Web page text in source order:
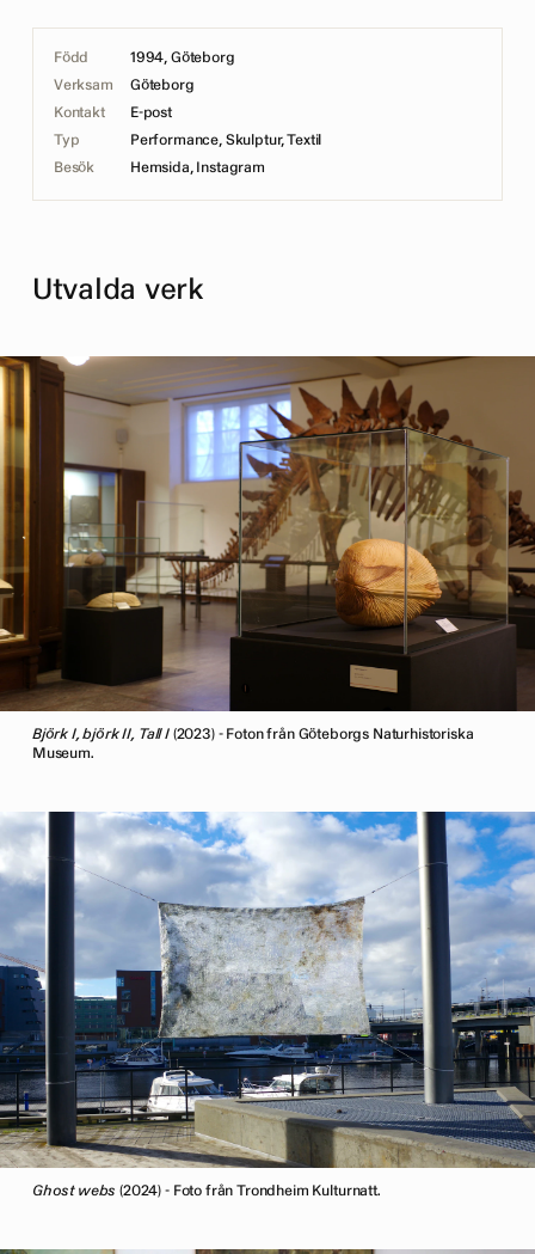
Född
1994, Göteborg
Verksam
Göteborg
Kontakt
E-post
Typ
Performance, Skulptur, Textil
Besök
Hemsida, Instagram
Utvalda verk
Björk I, björk II, Tall I(2023) - Foton från Göteborgs Naturhistoriska
Museum.
Ghost webs (2024) - Foto från Trondheim Kulturnatt.